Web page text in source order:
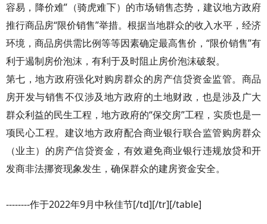
容易，降价难”（骑虎难下）的市场销售态势，建议地方政府
推行商品房“限价销售”举措。根据当地群众的收入水平，经济
环境，商品房供需比例等等因素确定最高售价，“限价销售”有
利于遏制房价泡沫，有利于及时阻止房价泡沫破裂。
第七，地方政府强化对购房群众的房产信贷资金监管。商品
房开发与销售不仅涉及地方政府的土地财政，也是涉及广大
群众利益的民生工程，地方政府的“保交房”工程，实质也是一
项民心工程。建议地方政府配合商业银行联合监管购房群众
（业主）的房产信贷资金，有效避免商业银行违规放贷和开
发商非法挪资现象发生，确保群众的建房资金安全。
--------作于2022年9月中秋佳节[/td][/tr][/table]